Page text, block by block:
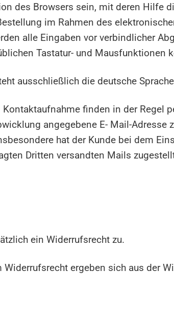
des Browsers sein, mit deren Hilfe
im Rahmen des
alle Eingaben vor verbindlicher
Tastatur- und Mausfunktionen
ausschließlich die deutsche
finden in der Regel
angegebene E- Mail-
hat der Kunde bei dem
Dritten versandten Mails
ein Widerrufsrecht zu.
ergeben sich aus der